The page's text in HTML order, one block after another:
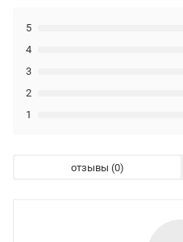
1
2
3
4
5
отзывы